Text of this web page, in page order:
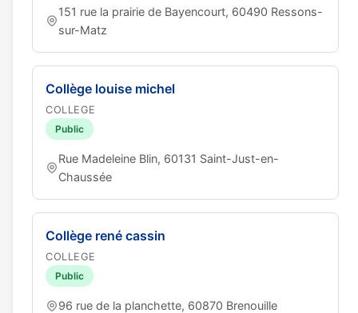
151 rue la prairie de Bayencourt, 60490 Ressons-
sur-Matz
Collège louise michel
COLLEGE
Public
Rue Madeleine Blin, 60131 Saint-Just-en-
Chaussée
Collège rené cassin
COLLEGE
Public
96 rue de la planchette, 60870 Brenouille